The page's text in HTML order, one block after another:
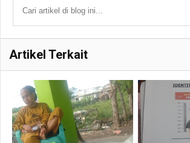
Artikel Terkait